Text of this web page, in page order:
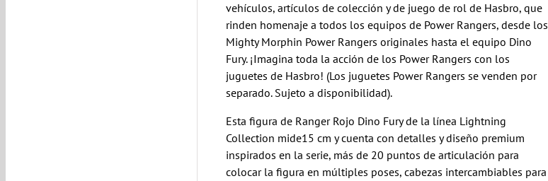
vehículos, artículos de colección y de juego de rol de Hasbro, que
rinden homenaje a todos los equipos de Power Rangers, desde los
Mighty Morphin Power Rangers originales hasta el equipo Dino
Fury. ¡Imagina toda la acción de los Power Rangers con los
juguetes de Hasbro! (Los juguetes Power Rangers se venden por
separado. Sujeto a disponibilidad).
Esta figura de Ranger Rojo Dino Fury de la línea Lightning
Collection mide15 cm y cuenta con detalles y diseño premium
inspirados en la serie, más de 20 puntos de articulación para
colocar la figura en múltiples poses, cabezas intercambiables para